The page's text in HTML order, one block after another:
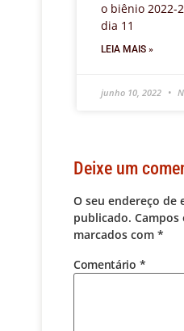
o biênio 2022-
dia 11
LEIA MAIS »
junho 10, 2022
Deixe um
O seu endereço de
publicado.
marcados com *
Comentário *